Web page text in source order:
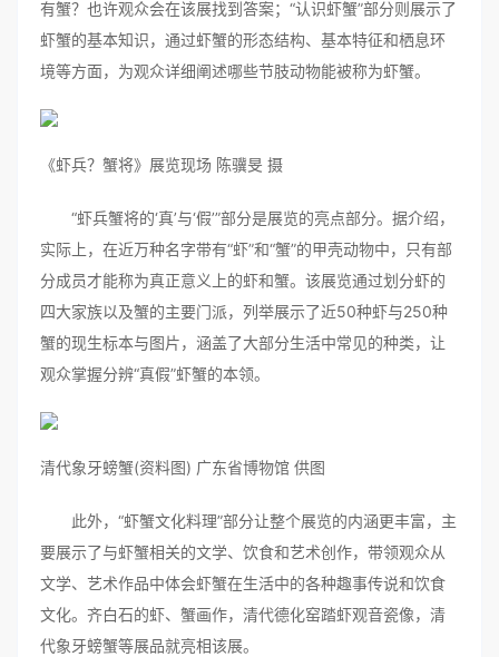
有蟹？也许观众会在该展找到答案；“认识虾蟹”部分则展示了
虾蟹的基本知识，通过虾蟹的形态结构、基本特征和栖息环
境等方面，为观众详细阐述哪些节肢动物能被称为虾蟹。
《虾兵？蟹将》展览现场 陈骥旻 摄
“虾兵蟹将的‘真’与‘假’”部分是展览的亮点部分。据介绍，
实际上，在近万种名字带有“虾”和“蟹”的甲壳动物中，只有部
分成员才能称为真正意义上的虾和蟹。该展览通过划分虾的
四大家族以及蟹的主要门派，列举展示了近50种虾与250种
蟹的现生标本与图片，涵盖了大部分生活中常见的种类，让
观众掌握分辨“真假”虾蟹的本领。
清代象牙螃蟹(资料图) 广东省博物馆 供图
此外，“虾蟹文化料理”部分让整个展览的内涵更丰富，主
要展示了与虾蟹相关的文学、饮食和艺术创作，带领观众从
文学、艺术作品中体会虾蟹在生活中的各种趣事传说和饮食
文化。齐白石的虾、蟹画作，清代德化窑踏虾观音瓷像，清
代象牙螃蟹等展品就亮相该展。